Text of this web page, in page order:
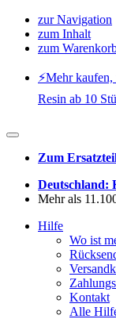
zur Navigation
zum Inhalt
zum
⚡️Mehr
Resin ab 10
Zum
Deutschland:
Mehr als
Hilfe
Wo ist
Kontakt
Alle